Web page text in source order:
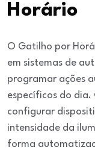
Horário
O Gatilho por
em sistemas de
programar ações
específicos do dia.
configurar
intensidade da
forma